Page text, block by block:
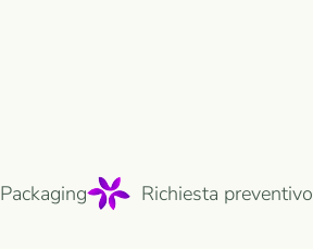
Packaging Richiesta preventivo